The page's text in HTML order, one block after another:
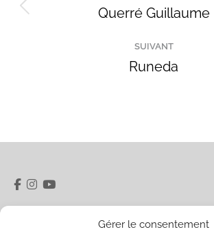
Gérer le consentement
de
commentaire
Onglet
Querré Guillaume
SUIVANT
Projets
Runeda
5 rue du Pâty 28400 Nogent-le-Rotrou